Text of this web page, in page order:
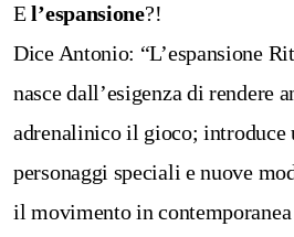
El’espansione?!
Dice Antonio: “L’espansione
nasce dall’esigenza di rendere
adrenalinico il gioco; introduce
personaggi speciali e nuove
il movimento in